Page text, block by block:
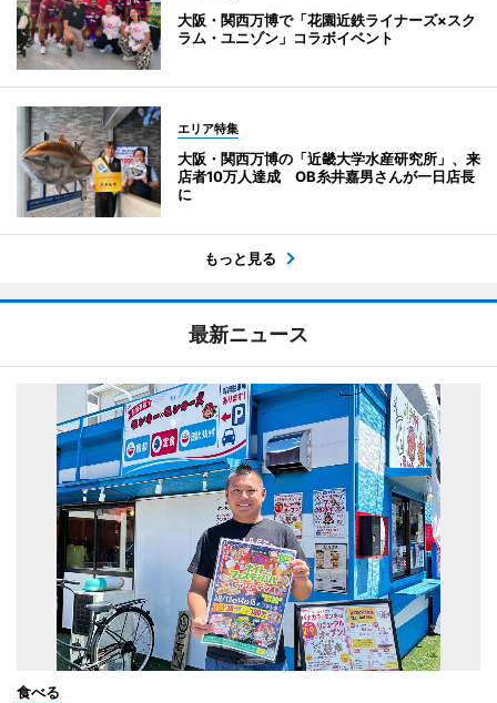
大阪・関西万博で「花園近鉄ライナーズ×スク
ラム・ユニゾン」コラボイベント
エリア特集
大阪・関西万博の「近畿大学水産研究所」、来
店者10万人達成 OB糸井嘉男さんが一日店長
に
もっと見る
最新ニュース
食べる